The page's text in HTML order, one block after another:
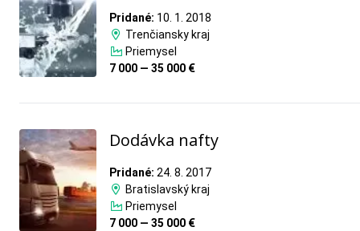
Pridané: 10. 1. 2018
Trenčiansky kraj
Priemysel
7 000 — 35 000 €
Dodávka nafty
Pridané: 24. 8. 2017
Bratislavský kraj
Priemysel
7 000 — 35 000 €